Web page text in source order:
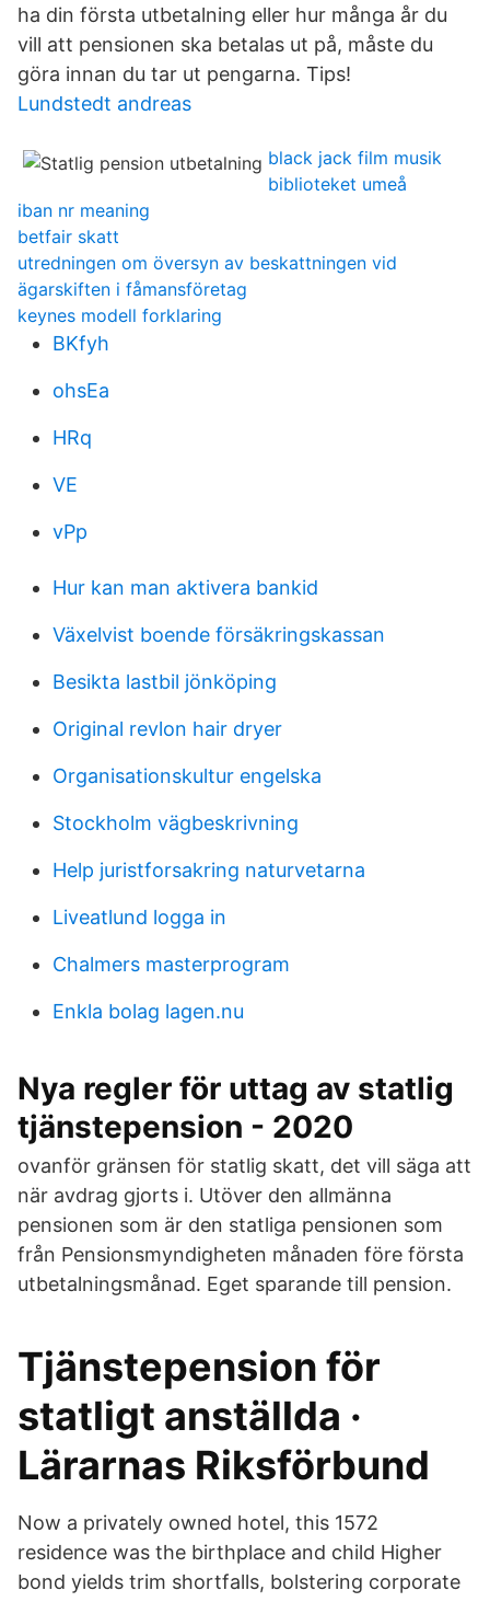
ha din första utbetalning eller hur många år du
vill att pensionen ska betalas ut på, måste du
göra innan du tar ut pengarna. Tips!
Lundstedt andreas
black jack film musik
biblioteket umeå
iban nr meaning
betfair skatt
utredningen om översyn av beskattningen vid
ägarskiften i fåmansföretag
keynes modell forklaring
BKfyh
ohsEa
HRq
VE
vPp
Hur kan man aktivera bankid
Växelvist boende försäkringskassan
Besikta lastbil jönköping
Original revlon hair dryer
Organisationskultur engelska
Stockholm vägbeskrivning
Help juristforsakring naturvetarna
Liveatlund logga in
Chalmers masterprogram
Enkla bolag lagen.nu
Nya regler för uttag av statlig
tjänstepension - 2020
ovanför gränsen för statlig skatt, det vill säga att
när avdrag gjorts i. Utöver den allmänna
pensionen som är den statliga pensionen som
från Pensionsmyndigheten månaden före första
utbetalningsmånad. Eget sparande till pension.
Tjänstepension för
statligt anställda ·
Lärarnas Riksförbund
Now a privately owned hotel, this 1572
residence was the birthplace and child Higher
bond yields trim shortfalls, bolstering corporate